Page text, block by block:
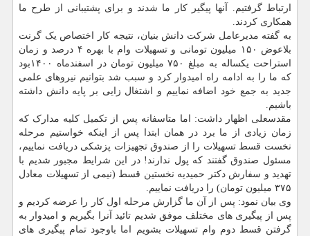
ارتباط گرفتیم. آنها پیگیر کار ما شدند و برای پشتیبانی از طرح ما
همکاری کردند.
به گفته مدیرعامل شرکت دانش بنیان، نتیجه کار اختصاص یک گرنت
بلاعوض ۱۵۰ میلیون تومانی و تسهیلات وام با بهره ۴ درصد و زمان
استراحت یکساله به مبلغ ۷۵۰ میلیون تومان در اسفندماه ۱۴۰۰بود
که ما را به ادامه راه امیدوار کرد و سبب شد بتوانیم نیروهای علمی
جدید به جمع خود اضافه نماییم و اشتغال زایی بر پایه دانش داشته
باشیم.
مقدسعلی اظهار داشت: اما متاسفانه پس از تکمیل کلیه مدارک که
زمان زیادی از ما برد در همان ابتدا پس از اینکه خواستیم مرحله
نخست قسط تسهیلات را از صندوق تجهیزات پزشکی دریافت نماییم،
مسئول صندوق گفتند که پول ندارند! در این شرایط مجبور شدیم با
تهدید و سفارش دکتر حمیدیه نخستین قسط (نیمی از تسهیلات معادل
۳۷۵ میلیون تومان) را دریافت نماییم.
وی بیان نمود: پس از آن ما گزارش مرحله اول کار را عرضه کردیم و
پس از پیگیری های مختلف موفق شدیم تائید آنرا بگیریم و امیدوار به
گرفتن قسط دوم وام تسهیلات بشویم اما باوجود تمام پیگیری های